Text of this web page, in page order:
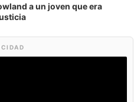
a un joven que era